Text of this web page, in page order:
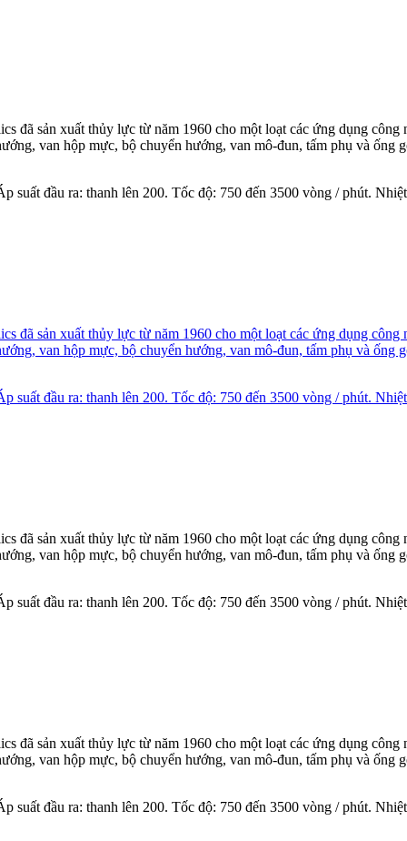
đã sản xuất thủy lực từ năm 1960 cho một loạt các ứng dụng
van hộp mực, bộ chuyển hướng, van mô-đun, tấm phụ và
suất đầu ra: thanh lên 200. Tốc độ: 750 đến 3500 vòng / phút.
sản xuất thủy lực từ năm 1960 cho một loạt các ứng dụng công
van hộp mực, bộ chuyển hướng, van mô-đun, tấm phụ và
suất đầu ra: thanh lên 200. Tốc độ: 750 đến 3500 vòng / phút.
đã sản xuất thủy lực từ năm 1960 cho một loạt các ứng dụng
van hộp mực, bộ chuyển hướng, van mô-đun, tấm phụ và
suất đầu ra: thanh lên 200. Tốc độ: 750 đến 3500 vòng / phút.
đã sản xuất thủy lực từ năm 1960 cho một loạt các ứng dụng
van hộp mực, bộ chuyển hướng, van mô-đun, tấm phụ và
suất đầu ra: thanh lên 200. Tốc độ: 750 đến 3500 vòng / phút.